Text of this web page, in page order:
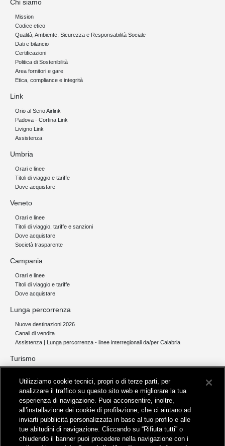
Chi siamo
Mission
Codice etico
Qualità, Ambiente, Sicurezza e Responsabilità Sociale
Dati e bilancio
Certificazioni
Politica di Sostenibilità
Area fornitori e gare
Etica, compliance e integrità
Link
Orio al Serio Airlink
Padova - Cortina Link
Livigno Link
Assistenza
Umbria
Orari e linee
Titoli di viaggio e tariffe
Dove acquistare
Veneto
Orari e linee
Titoli di viaggio, tariffe e sanzioni
Dove acquistare
Società trasparente
Campania
Orari e linee
Titoli di viaggio e tariffe
Dove acquistare
Lunga percorrenza
Nuove destinazioni 2026
Canali di vendita
Assistenza | Lunga percorrenza - linee interregionali da/per Calabria
Turismo
Servizi per aeroporti
Servizi di noleggio con conducente
Servizio di navigazione sul Lago Trasimeno
News e comunicati stampa
Comunicati stampa
Utilizziamo cookie tecnici, propri o di terze parti, per
analizzare il traffico su questo sito web e migliorare la tua
esperienza di navigazione. Puoi acconsentire, inoltre,
all’installazione dei cookie di profilazione, che ci aiutano ad
inviarti pubblicità personalizzata in base al tuo profilo e alle
tue abitudini di navigazione. Cliccando su “Rifiuta tutti” o
chiudendo il banner puoi procedere nella navigazione con i